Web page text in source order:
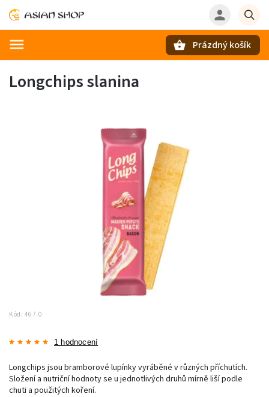
Prázdný košík
Longchips slanina
Kód: 467.0
1 hodnocení
Longchips jsou bramborové lupínky vyráběné v různých příchutích.
Složení a nutriční hodnoty se u jednotlivých druhů mírně liší podle
chuti a použitých koření.